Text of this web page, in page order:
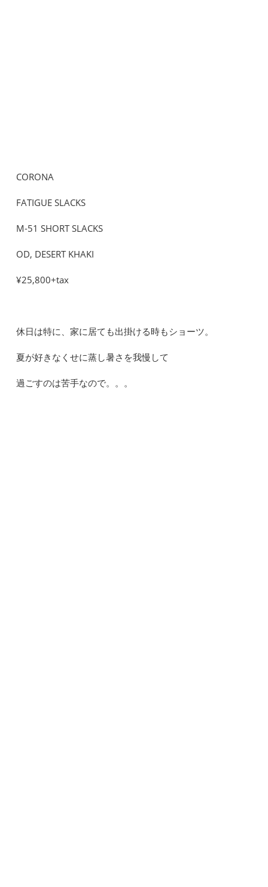
CORONA
FATIGUE SLACKS
M-51 SHORT SLACKS
OD, DESERT KHAKI
¥25,800+tax
休日は特に、家に居ても出掛ける時もショーツ。
夏が好きなくせに蒸し暑さを我慢して
過ごすのは苦手なので。。。